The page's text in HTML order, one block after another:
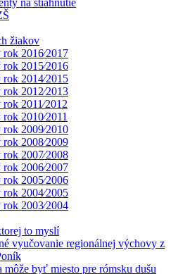
na stiahnutie
žiakov
2016⁄2017
2015⁄2016
2014⁄2015
2012⁄2013
2011⁄2012
2010⁄2011
2009⁄2010
2008⁄2009
2007⁄2008
2006⁄2007
2005⁄2006
2004⁄2005
2003⁄2004
to myslí
vyučovanie regionálnej výchovy z
môže byť miesto pre rómsku dušu